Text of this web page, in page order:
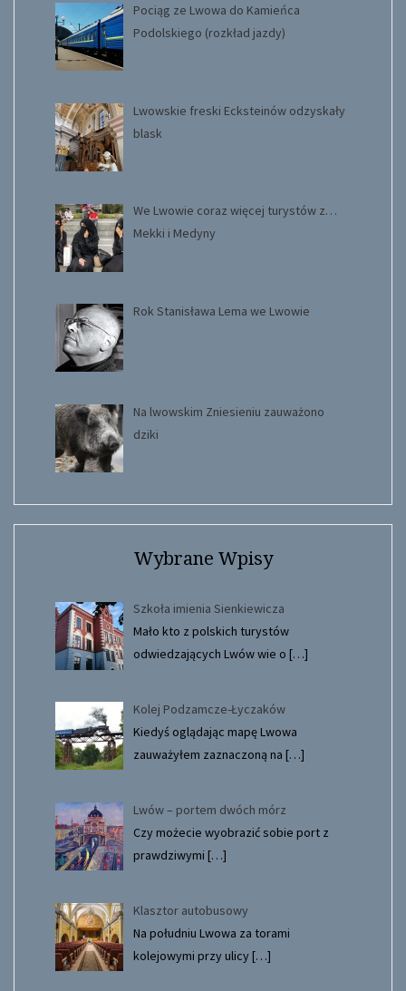
Pociąg ze Lwowa do Kamieńca
Podolskiego (rozkład jazdy)
Lwowskie freski Ecksteinów odzyskały
blask
We Lwowie coraz więcej turystów z…
Mekki i Medyny
Rok Stanisława Lema we Lwowie
Na lwowskim Zniesieniu zauważono
dziki
Wybrane Wpisy
Szkoła imienia Sienkiewicza
Mało kto z polskich turystów
odwiedzających Lwów wie o […]
Kolej Podzamcze-Łyczaków
Kiedyś oglądając mapę Lwowa
zauważyłem zaznaczoną na […]
Lwów – portem dwóch mórz
Czy możecie wyobrazić sobie port z
prawdziwymi […]
Klasztor autobusowy
Na południu Lwowa za torami
kolejowymi przy ulicy[…]